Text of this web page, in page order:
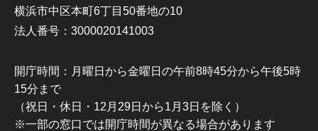
横浜市中区本町6丁目50番地の10
法人番号：3000020141003
開庁時間：月曜日から金曜日の午前8時45分から午後5時
15分まで
（祝日・休日・12月29日から1月3日を除く）
※一部の窓口では開庁時間が異なる場合があります